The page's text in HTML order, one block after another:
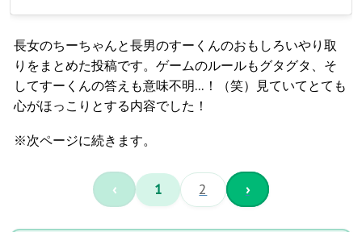
長女のちーちゃんと長男のすーくんのおもしろいやり取
りをまとめた投稿です。ゲームのルールもグタグタ、そ
してすーくんの答えも意味不明…！（笑）見ていてとても
心がほっこりとする内容でした！
※次ページに続きます。
‹ 1 2 ›